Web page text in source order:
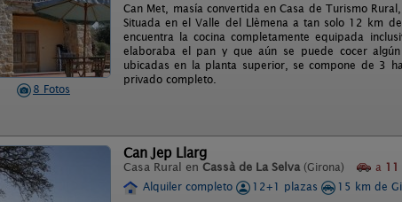
8 Fotos
Can Met, masía convertida en Casa de Turismo
Situada en el Valle del Llèmena a tan solo 12 km
encuentra la cocina completamente equipada
elaboraba el pan y que aún se puede cocer
ubicadas en la planta superior, se compone de 3
privado completo.
Can Jep Llarg
Casa Rural en Cassà de La Selva (Girona) a 11
Alquiler completo
12+1 plazas
15 km de